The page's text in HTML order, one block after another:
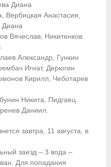
Диана
Вербицкая Анастасия,
Диана
Вячеслав, Никитенков
Александр, Гункин
Игнат, Дерюгин
Кирилл, Чеботарев
Никита, Пидгаец
Даниил.
завтра, 11 августа, в
заезд – 3 вода –
Для попадания